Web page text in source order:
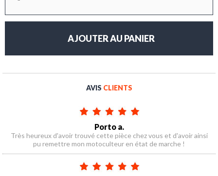
AVIS CLIENTS
Porto a.
Très heureux d'avoir trouvé cette pièce chez vous et d'avoir ainsi
pu remettre mon motoculteur en état de marche !